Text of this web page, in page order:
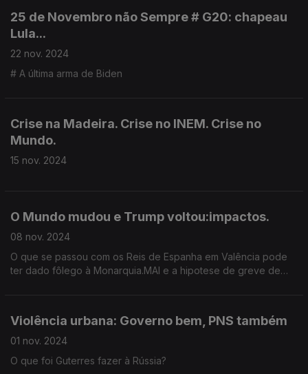
25 de Novembro não Sempre # G20: chapeau
Lula...
22 nov. 2024
# A última arma de Biden
Crise na Madeira. Crise no INEM. Crise no
Mundo.
15 nov. 2024
O Mundo mudou e Trump voltou:impactos.
08 nov. 2024
O que se passou com os Reis de Espanha em Valência pode
ter dado fôlego à Monarquia.MAI e a hipotese de greve de
Violência urbana: Governo bem, PNS também
01 nov. 2024
O que foi Guterres fazer à Rússia?